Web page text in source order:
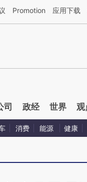
新文章[https://
Promotion 应用下载
司 政经 世界 观
消费 能源 健康